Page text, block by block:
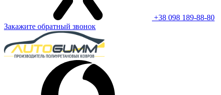
+38 098 189-88-80
Закажите обратный звонок